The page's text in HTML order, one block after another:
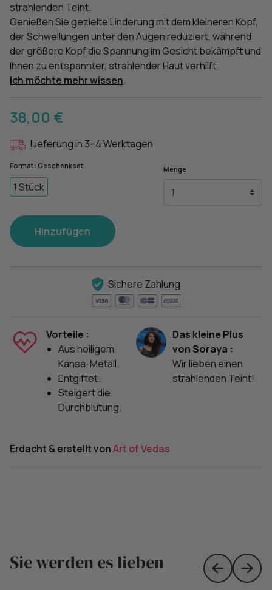
strahlenden Teint.
Genießen Sie gezielte Linderung mit dem kleineren Kopf,
der Schwellungen unter den Augen reduziert, während
der größere Kopf die Spannung im Gesicht bekämpft und
Ihnen zu entspannter, strahlender Haut verhilft.
Ich möchte mehr wissen
38,00 €
Lieferung in 3–4 Werktagen
Format : Geschenkset
1 Stück
Menge
Hinzufügen
Sichere Zahlung
Vorteile :
Aus heiligem
Kansa-Metall.
Entgiftet.
Steigert die
Durchblutung.
Das kleine Plus
von Soraya :
Wir lieben einen
strahlenden Teint!
Erdacht & erstellt vonArt of Vedas
Sie werden es lieben
Skip toSkip